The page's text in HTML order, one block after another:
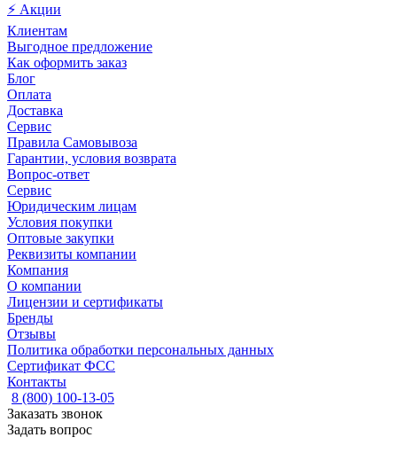
⚡ Акции
Клиентам
Выгодное предложение
Как оформить заказ
Блог
Оплата
Доставка
Сервис
Правила Самовывоза
Гарантии, условия возврата
Вопрос-ответ
Сервис
Юридическим лицам
Условия покупки
Оптовые закупки
Реквизиты компании
Компания
О компании
Лицензии и сертификаты
Бренды
Отзывы
Политика обработки персональных данных
Сертификат ФСС
Контакты
8 (800) 100-13-05
Заказать звонок
Задать вопрос